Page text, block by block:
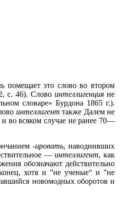
помещает это слово во втором
с. 46). Слово интеллигенцияне
словаре» Бурдона 1865 г.).
интеллигент также Далем не
и во всяком случае не ранее 70—
-ировать, наводнивших
—интеллигент, как
обозначают действительно
хотя и ”не ученые“ и ”не
новомодных оборотов и